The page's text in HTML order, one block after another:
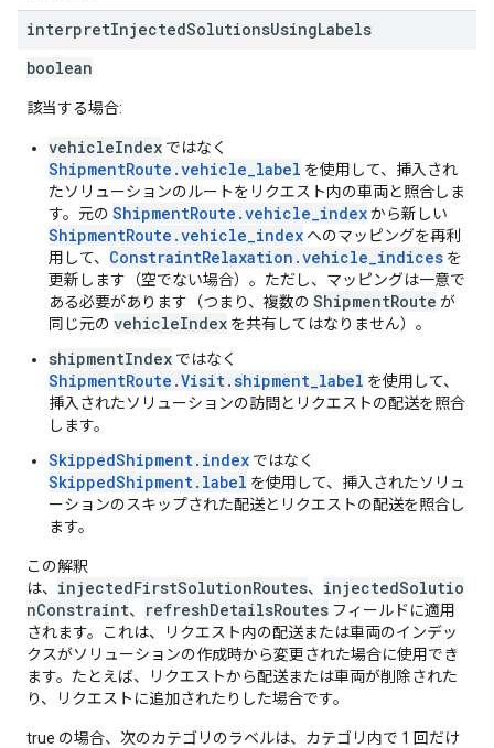
interpretInjectedSolutionsUsingLabels
boolean
該当する場合:
vehicleIndex ではなく
ShipmentRoute.vehicle_label を使用して、挿入され
たソリューションのルートをリクエスト内の車両と照合しま
す。元の ShipmentRoute.vehicle_indexから新しい
ShipmentRoute.vehicle_index へのマッピングを再利
用して、 ConstraintRelaxation.vehicle_indices を
更新します（空でない場合）。ただし、マッピングは一意で
ある必要があります（つまり、複数の ShipmentRoute が
同じ元の vehicleIndex を共有してはなりません）。
shipmentIndex ではなく
ShipmentRoute.Visit.shipment_label を使用して、
挿入されたソリューションの訪問とリクエストの配送を照合
します。
SkippedShipment.index ではなく
SkippedShipment.label を使用して、挿入されたソリュ
ーションのスキップされた配送とリクエストの配送を照合し
ます。
この解釈
は、 injectedFirstSolutionRoutes、 injectedSolutio
nConstraint、 refreshDetailsRoutes フィールドに適用
されます。これは、リクエスト内の配送または車両のインデッ
クスがソリューションの作成時から変更された場合に使用でき
ます。たとえば、リクエストから配送または車両が削除された
り、リクエストに追加されたりした場合です。
true の場合、次のカテゴリのラベルは、カテゴリ内で 1 回だけ